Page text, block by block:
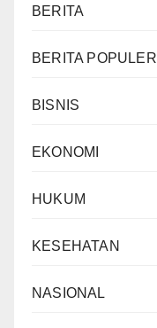
BERITA
BERITA POPULER
BISNIS
EKONOMI
HUKUM
KESEHATAN
NASIONAL